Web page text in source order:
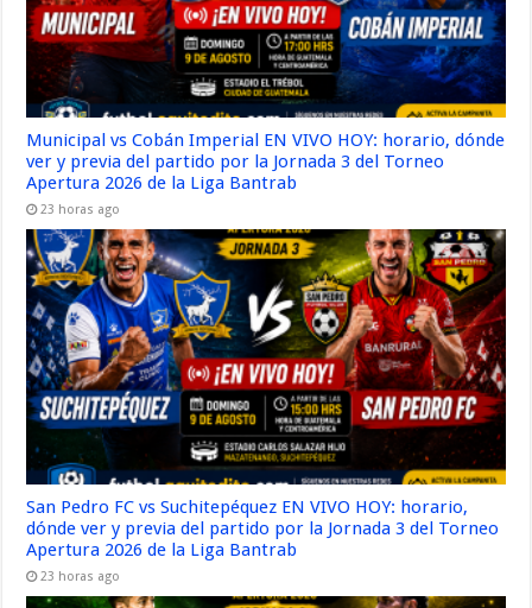
Municipal vs Cobán Imperial EN VIVO HOY: horario, dónde
ver y previa del partido por la Jornada 3 del Torneo
Apertura 2026 de la Liga Bantrab
23 horas ago
San Pedro FC vs Suchitepéquez EN VIVO HOY: horario,
dónde ver y previa del partido por la Jornada 3 del Torneo
Apertura 2026 de la Liga Bantrab
23 horas ago